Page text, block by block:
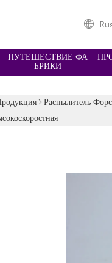
ПУТЕШЕСТВИЕ ФА
БРИКИ
Распылитель